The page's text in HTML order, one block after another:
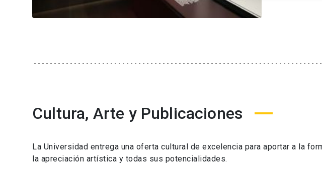
Cultura, Arte y Publicaciones
La Universidad entrega una oferta cultural de excelencia para aportar a la
la apreciación artística y todas sus potencialidades.